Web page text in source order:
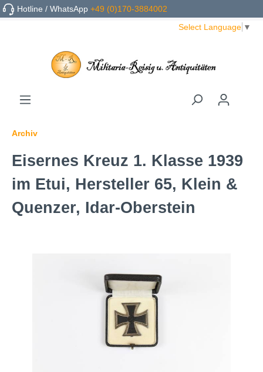
Hotline / WhatsApp+49 (0)170-3884002
Select Language ▼
Archiv
Eisernes Kreuz 1. Klasse 1939
im Etui, Hersteller 65, Klein &
Quenzer, Idar-Oberstein